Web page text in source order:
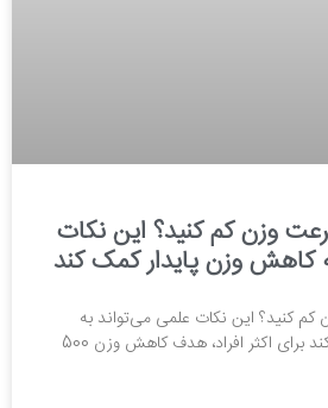
وزن کم کنید؟ این نکات
کاهش وزن پایدار کمک کند
کنید؟ این نکات علمی می‌تواند به
کاهش وزن پایدار کمک کند برای اکثر افراد، هدف کاهش وزن 500